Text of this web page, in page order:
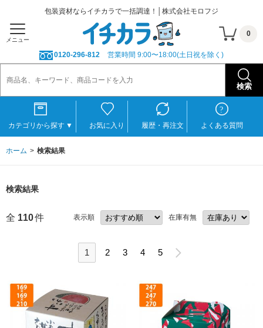
包装資材ならイチカラで一括調達！│株式会社モロフジ
メニュー
0
0120-296-812 営業時間 9:00〜18:00(土日祝を除く)
カテゴリから探す ▼ お気に入り 履歴・再注文 よくある質問
ホーム 検索結果
検索結果
全 110件 表示順 在庫有無
1 2 3 4 5